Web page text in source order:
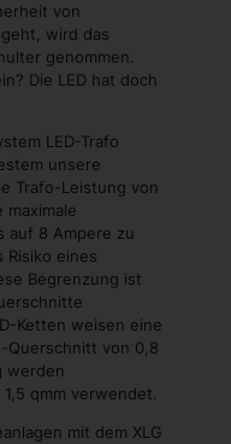
von
wird das
genommen.
Die LED hat doch
LED-Trafo
unsere
Trafo-Leistung von
maximale
auf 8 Ampere zu
Risiko eines
Begrenzung ist
Ketten weisen eine
Querschnitt von 0,8
werden
qmm verwendet.
mit dem XLG